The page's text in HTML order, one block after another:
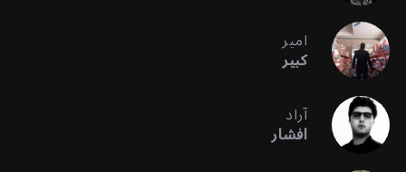
امیر
کبیر
آراد
افشار